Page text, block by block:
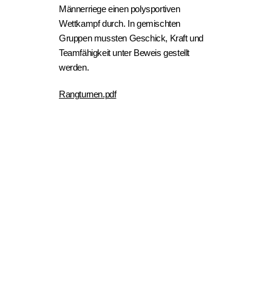
Männerriege einen polysportiven
Wettkampf durch. In gemischten
Gruppen mussten Geschick, Kraft und
Teamfähigkeit unter Beweis gestellt
werden.
Rangturnen.pdf